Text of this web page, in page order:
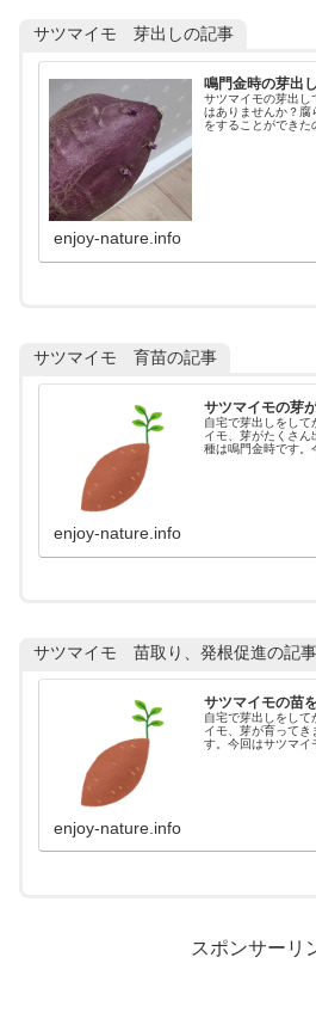
サツマイモ 芽出しの記事
鳴門金時の芽出し
サツマイモの芽出し
はありませんか？腐
をすることができた
enjoy-nature.info
サツマイモ 育苗の記事
サツマイモの芽
自宅で芽出しをして
イモ、芽がたくさ
種は鳴門金時です。
enjoy-nature.info
サツマイモ 苗取り、発根促進の記事
サツマイモの苗
自宅で芽出しをして
イモ、芽が育って
す。今回はサツマイ
enjoy-nature.info
スポンサーリ